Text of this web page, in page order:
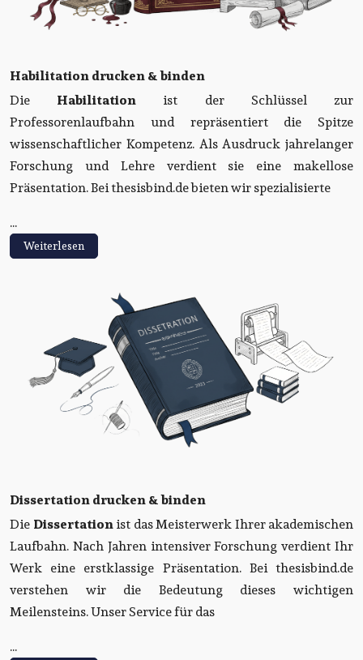
Habilitation drucken & binden
Die Habilitation ist der Schlüssel zur
Professorenlaufbahn und repräsentiert die Spitze
wissenschaftlicher Kompetenz. Als Ausdruck jahrelanger
Forschung und Lehre verdient sie eine makellose
Präsentation. Bei thesisbind.de bieten wir spezialisierte
...
Weiterlesen
Dissertation drucken & binden
Die Dissertationist das Meisterwerk Ihrer akademischen
Laufbahn. Nach Jahren intensiver Forschung verdient Ihr
Werk eine erstklassige Präsentation. Bei thesisbind.de
verstehen wir die Bedeutung dieses wichtigen
Meilensteins. Unser Service für das
...